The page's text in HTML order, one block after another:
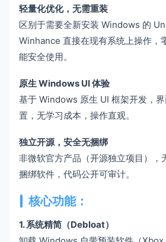
轻量化优化，无需重装
区别于需要全新安装 Windows 的
Winhance 直接在现有系统上操作，
能安全使用。
原生 Windows UI 体验
基于 Windows 原生 UI 框架开发，
置，无学习成本，操作直观。
独立开源，安全无捆绑
非微软官方产品（开源独立项目），
捆绑软件，代码公开可审计。
核心功能：
1. 系统精简（Debloat）